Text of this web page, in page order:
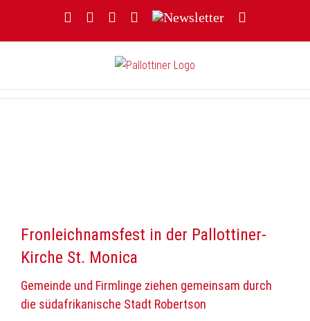
FacebookYouTubeInstagram
Threads
Newsletter
Fronleichnamsfest in der Pallottiner-
Kirche St. Monica
Gemeinde und Firmlinge ziehen gemeinsam durch
die südafrikanische Stadt Robertson